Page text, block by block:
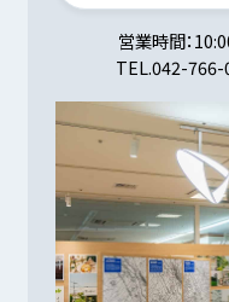
営業時間
TEL.042-766-